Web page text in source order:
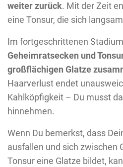
weiter zurück. Mit der Zeit
eine Tonsur, die sich
Im fortgeschrittenen Stadium
Geheimratsecken und
großflächigen Glatze
Haarverlust endet
Kahlköpfigkeit – Du musst
hinnehmen.
Wenn Du bemerkst, dass
ausfallen und sich zwischen
Tonsur eine Glatze bildet,